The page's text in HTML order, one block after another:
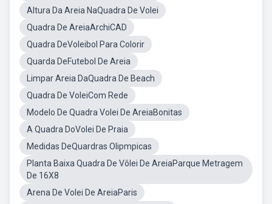
Altura Da Areia NaQuadra De Volei
Quadra De AreiaArchiCAD
Quadra DeVoleibol Para Colorir
Quarda DeFutebol De Areia
Limpar Areia DaQuadra De Beach
Quadra De VoleiCom Rede
Modelo De Quadra Volei De AreiaBonitas
A Quadra DoVolei De Praia
Medidas DeQuardras Olipmpicas
Planta Baixa Quadra De Vôlei De AreiaParque Metragem
De 16X8
Arena De Volei De AreiaParis